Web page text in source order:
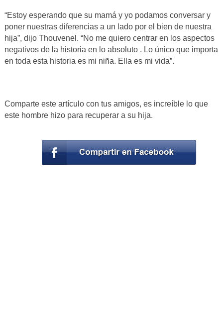
“Estoy esperando que su mamá y yo podamos conversar y
poner nuestras diferencias a un lado por el bien de nuestra
hija”, dijo Thouvenel. “No me quiero centrar en los aspectos
negativos de la historia en lo absoluto . Lo único que importa
en toda esta historia es mi niña. Ella es mi vida”.
Comparte este artículo con tus amigos, es increíble lo que
este hombre hizo para recuperar a su hija.